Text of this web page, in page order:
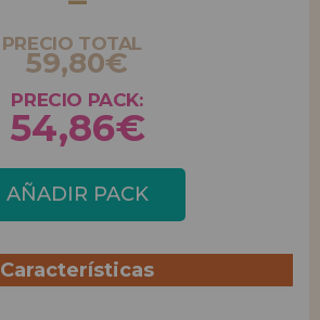
PRECIO TOTAL
59,80€
PRECIO PACK:
54,86€
AÑADIR PACK
Características